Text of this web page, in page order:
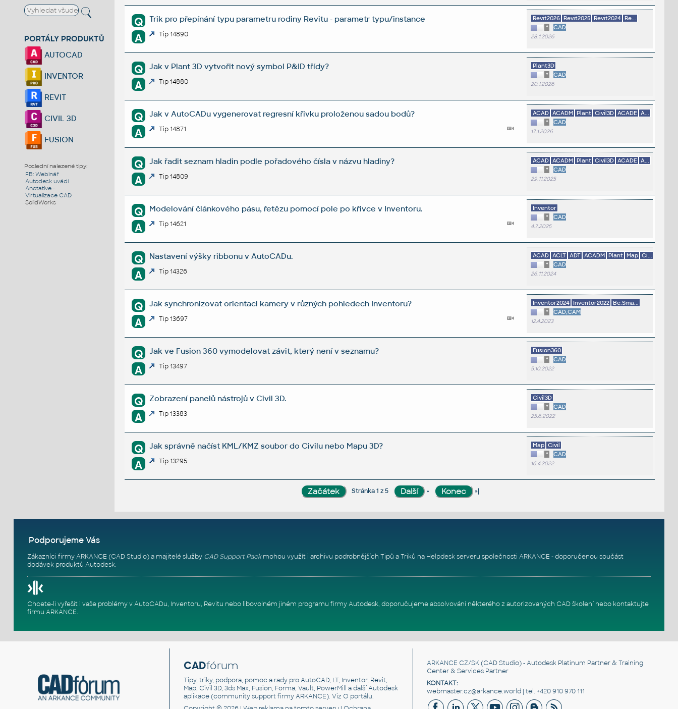
PORTÁLY PRODUKTŮ
AUTOCAD
INVENTOR
REVIT
CIVIL 3D
FUSION
Poslední nalezené tipy:
FB: Webinář
Autodesk uvádí
Anotative -
Virtualizace CAD
SolidWorks
Q Trik pro přepínání typu parametru rodiny Revitu - parametr typu/instance
A Tip 14890
Revit2026 Revit2025 Revit2024 Re...
*
CAD
28.1.2026
Q Jak v Plant 3D vytvořit nový symbol P&ID třídy?
A Tip 14880
Plant3D
*
CAD
20.1.2026
Q Jak v AutoCADu vygenerovat regresní křivku proloženou sadou bodů?
A Tip 14871
ACAD ACADM Plant Civil3D ACADE A...
*
CAD
17.1.2026
Q Jak řadit seznam hladin podle pořadového čísla v názvu hladiny?
A Tip 14809
ACAD ACADM Plant Civil3D ACADE A...
*
CAD
29.11.2025
Q Modelování článkového pásu, řetězu pomocí pole po křivce v Inventoru.
A Tip 14621
Inventor
*
CAD
4.7.2025
Q Nastavení výšky ribbonu v AutoCADu.
A Tip 14326
ACAD ACLT ADT ACADM Plant Map Ci...
*
CAD
26.11.2024
Q Jak synchronizovat orientaci kamery v různých pohledech Inventoru?
A Tip 13697
Inventor2024 Inventor2022 Be.Sma...
*
CAD,CAM
12.4.2023
Q Jak ve Fusion 360 vymodelovat závit, který není v seznamu?
A Tip 13497
Fusion360
*
CAD
5.10.2022
Q Zobrazení panelů nástrojů v Civil 3D.
A Tip 13383
Civil3D
*
CAD
25.6.2022
Q Jak správně načíst KML/KMZ soubor do Civilu nebo Mapu 3D?
A Tip 13295
Map Civil
*
CAD
16.4.2022
Stránka 1 z 5 » »|
Podporujeme Vás
Zákazníci firmy ARKANCE (CAD Studio) a majitelé služby CAD Support Packmohou využít i archivu podrobnějších Tipů a Triků na Helpdesk serveru společnosti ARKANCE - doporučenou součást
dodávek produktů Autodesk.
Chcete-li vyřešit i vaše problémy v AutoCADu, Inventoru, Revitu nebo libovolném jiném programu firmy Autodesk, doporučujeme absolvování některého z autorizovaných CAD školenínebo kontaktujte
firmu ARKANCE.
CADfórum
Tipy, triky, podpora, pomoc a rady pro AutoCAD, LT, Inventor, Revit,
Map, Civil 3D, 3ds Max, Fusion, Forma, Vault, PowerMill a další Autodesk
aplikace (community support firmy ARKANCE). Viz O portálu.
ARKANCE CZ/SK(CAD Studio) - Autodesk Platinum Partner & Training
Center & Services Partner
KONTAKT:
webmaster.cz@arkance.world | tel. +420 910 970 111